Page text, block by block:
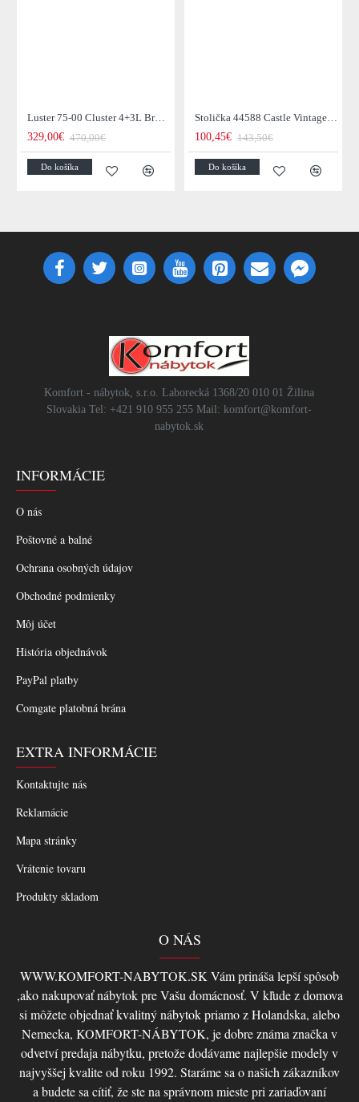
Luster 75-00 Cluster 4+3L Brown + Jantar Glass
329,00€ 470,00€
Do košíka
Stolička 44588 Castle Vintage Black
100,45€ 143,50€
Do košíka
Komfort - nábytok, s.r.o. Laborecká 1368/20 010 01 Žilina
Slovakia Tel: +421 910 955 255 Mail: komfort@komfort-
nabytok.sk
INFORMÁCIE
O nás
Poštovné a balné
Ochrana osobných údajov
Obchodné podmienky
Môj účet
História objednávok
PayPal platby
Comgate platobná brána
EXTRA INFORMÁCIE
Kontaktujte nás
Reklamácie
Mapa stránky
Vrátenie tovaru
Produkty skladom
O NÁS
WWW.KOMFORT-NABYTOK.SK Vám prináša lepší spôsob
,ako nakupovať nábytok pre Vašu domácnosť. V kľude z domova
si môžete objednať kvalitný nábytok priamo z Holandska, alebo
Nemecka, KOMFORT-NÁBYTOK, je dobre známa značka v
odvetví predaja nábytku, pretože dodávame najlepšie modely v
najvyššej kvalite od roku 1992. Staráme sa o našich zákazníkov
a budete sa cítiť, že ste na správnom mieste pri zariaďovaní